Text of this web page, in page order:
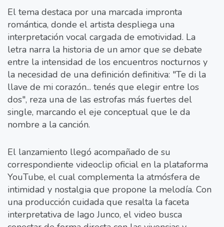
El tema destaca por una marcada impronta
romántica, donde el artista despliega una
interpretación vocal cargada de emotividad. La
letra narra la historia de un amor que se debate
entre la intensidad de los encuentros nocturnos y
la necesidad de una definición definitiva: "Te di la
llave de mi corazón... tenés que elegir entre los
dos", reza una de las estrofas más fuertes del
single, marcando el eje conceptual que le da
nombre a la canción.
El lanzamiento llegó acompañado de su
correspondiente videoclip oficial en la plataforma
YouTube, el cual complementa la atmósfera de
intimidad y nostalgia que propone la melodía. Con
una producción cuidada que resalta la faceta
interpretativa de Iago Junco, el video busca